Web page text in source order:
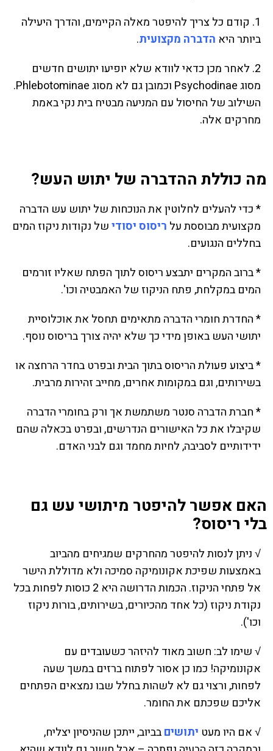
1. קודם כל צריך להיפטר מאלה הקיימים, והדרך היעילה
ביותר היא הדברה מקצועית.
2. לאחר מכן כדאי לוודא שלא יופיעו יתושים חדשים
מסוג Psychodinae וכמובן גם לא מסוג Phlebotominae.
השילוב של החיסול עם המניעה מבטיח בית נקי באמת
מחרקים אלה.
מה כוללת ההדברה של יתוש העש?
* כדי להעלים לחלוטין את הנוכחות של יתוש עש הדברה
מקצועית מבוססת על ריסוס יסודישל נקודות ניקוז המים
בחללים הנגועים.
* ברוב המקרים יתבצע ריסוס לתוך הפתח שאליו זורמים
המים במקלחת, פתח הניקוז של האמבטיה וכו'.
* החדרת חומרי הדברה מתאימים תחסל את אוכלוסיית
יתושי העש באופן מידי כך שלא יהיה צורך בריסוס נוסף.
* ביצוע פעולת הריסוס בתוך הבית ובפרט בחדר הרחצה או
בשירותים, וגם במקומות אחרים, מחייב זהירות מרבית.
* חברת הדברה סנטר משתמשת אך ורק בחומרי הדברה
שקיבלו את כל האישורים הנדרשים, ובפרט בכאלה שהם
ידידותיים לסביבה, לחיות מחמד וגם לבני האדם.
האם אפשר להיפטר מיתושי עש גם
בלי ריסוס?
√ ניתן לנסות להיפטר מהחרקים שמגיחים מהביוב
באמצעות שפיכת אקונומיקה סמיכה ולא מדוללת הישר
אל פתחי הניקוז. הכמות הדרושה היא 2 כוסות לפחות בכל
נקודת ניקוז (כל אחד מהכיורים, בשירותים, בורות ניקוז
וכו').
√ שימו לב: חשוב מאוד להיזהר כשעובדים עם
אקונומיקה! כמו כן אסור לפתוח ברזים במשך שעה
לפחות, ורצוי גם לא לשהות בחלל שבו נמצאים הפתחים
אליכם שפכתם את החומר.
√ אם היו מעט יתושיםבביוב, ייתכן שהניסיון יצליח,